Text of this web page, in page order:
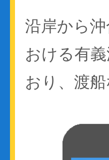
沿岸から
おける有
おり、渡